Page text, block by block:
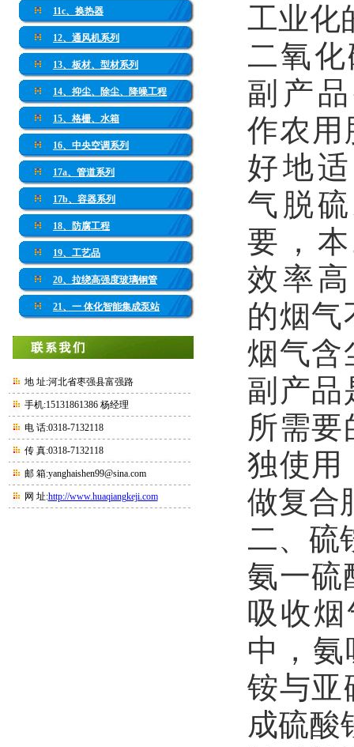
11c、换热器
12、通风机系列
13、板材、型材系列
14、抑尘、除尘、降噪工程
15、格栅、水箱
16、中央空调系列
17a、管道系列
17b、容器系列
18、防腐工程
19、工艺品
20、拉绕高强度玻璃钢管
21、一 体化智能集成泵站
地 址:河北省枣强县富强路
手机:15131861386 杨经理
电 话:0318-7132118
传 真:0318-7132118
邮 箱:yanghaishen99@sina.com
网 址:http://www.huaqiangkeji.com
工业化
二氧
副产
作农用
好地
气脱
要，
效率
的烟气
烟气含
副产品
所需
独使用
做复合
二、硫
氨一硫
吸收
中，氨
铵与亚
成硫酸